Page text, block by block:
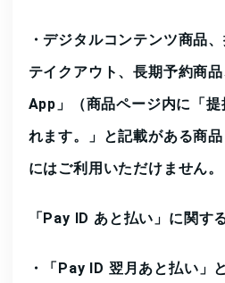
・ デジタルコンテンツ商品、
テイクアウト、長期予約商
App」（商品ページ内に「
れます。」と記載がある商
にはご利用いただけません。
「Pay ID あと払い」に関す
・「Pay ID 翌月あと払い」